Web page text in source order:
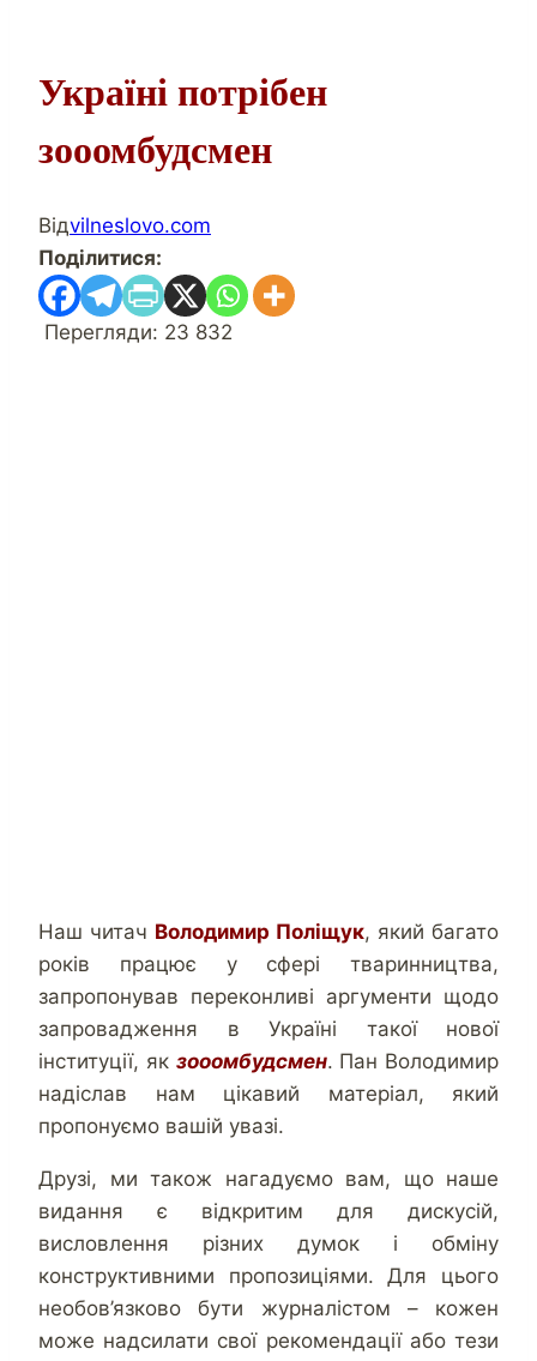
Україні потрібен
зооомбудсмен
Відvilneslovo.com
Поділитися:
Перегляди: 23 832
Наш читач Володимир Поліщук, який багато
років працює у сфері тваринництва,
запропонував переконливі аргументи щодо
запровадження в Україні такої нової
інституції, як зооомбудсмен. Пан Володимир
надіслав нам цікавий матеріал, який
пропонуємо вашій увазі.
Друзі, ми також нагадуємо вам, що наше
видання є відкритим для дискусій,
висловлення різних думок і обміну
конструктивними пропозиціями. Для цього
необов’язково бути журналістом – кожен
може надсилати свої рекомендації або тези